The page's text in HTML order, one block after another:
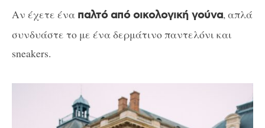
Αν έχετε ένα παλτό από οικολογική γούνα, απλά
συνδυάστε το με ένα δερμάτινο παντελόνι και
sneakers.